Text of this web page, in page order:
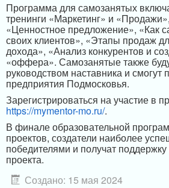
Программа для самозанятых
тренинги «Маркетинг» и
«Ценностное предложение», «Как
своих клиентов», «Этапы продаж
дохода», «Анализ конкурентов и
«оффера». Самозанятые также
руководством наставника и смогут
предприятия Подмосковья.
Зарегистрироваться на участие в
https://mymentor-mo.ru/.
В финале образовательной
проектов, создатели наиболее
победителями и получат
проекта.
Создано: 15 мая 2024